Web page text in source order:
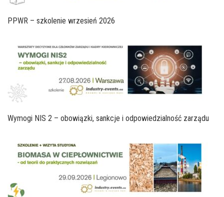
PPWR – szkolenie wrzesień 2026
Wymogi NIS 2 – obowiązki, sankcje i odpowiedzialność zarządu